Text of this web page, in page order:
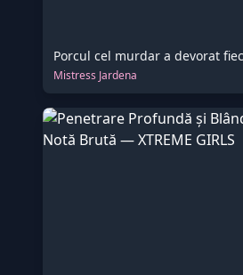
Mistress Jardena